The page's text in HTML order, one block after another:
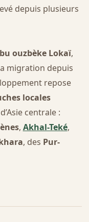
depuis plusieurs
ouzbèke Lokaï,
migration depuis
repose
locales
centrale :
, Akhal-Teké,
, des Pur-